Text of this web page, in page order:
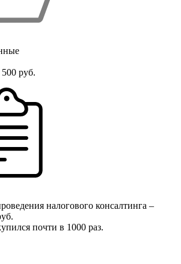
руб.
налогового консалтинга –
почти в 1000 раз.